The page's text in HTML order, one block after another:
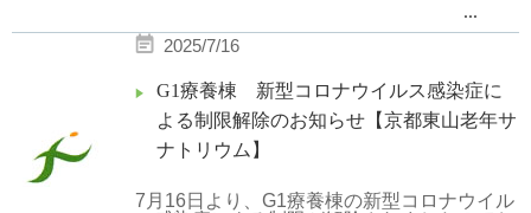
蹴上駅2番出口発 14：15
↓
詳細は添付の送迎バス時刻表をご参照下さ
い。
...
2025/7/16
G1療養棟 新型コロナウイルス感染症に
よる制限解除のお知らせ【京都東山老年サ
ナトリウム】
7月16日より、G1療養棟の新型コロナウイル